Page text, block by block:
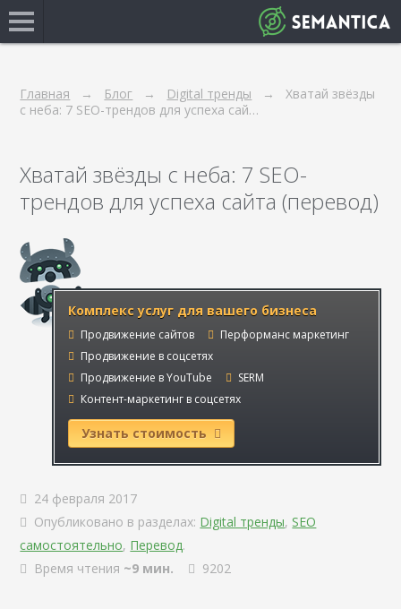
Главная Блог Digital тренды
Хватай звёзды
с неба: 7 SEO-трендов для успеха сай…
Хватай звёзды с неба: 7 SEO-
трендов для успеха сайта (перевод)
Комплекс услуг для вашего бизнеса
Продвижение сайтов
Перформанс маркетинг
Продвижение в соцсетях
Продвижение в YouTube
SERM
Контент-маркетинг в соцсетях
Узнать стоимость
24 февраля 2017
Опубликовано в разделах: Digital тренды, SEO
самостоятельно, Перевод.
Время чтения ~9 мин. 9202